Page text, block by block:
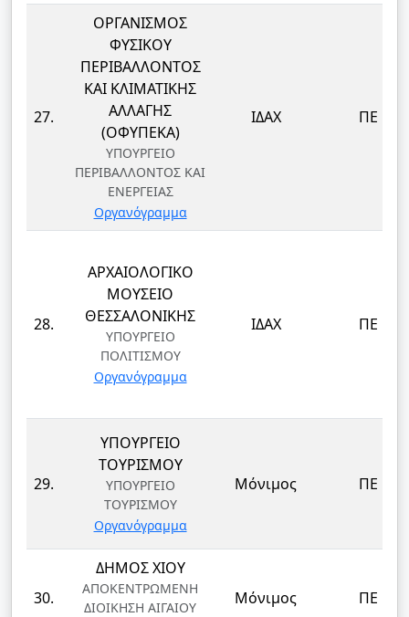
27.
ΟΡΓΑΝΙΣΜΟΣ
ΦΥΣΙΚΟΥ
ΠΕΡΙΒΑΛΛΟΝΤΟΣ
ΚΑΙ ΚΛΙΜΑΤΙΚΗΣ
ΑΛΛΑΓΗΣ
(ΟΦΥΠΕΚΑ)
ΥΠΟΥΡΓΕΙΟ
ΠΕΡΙΒΑΛΛΟΝΤΟΣ ΚΑΙ
ΕΝΕΡΓΕΙΑΣ
Οργανόγραμμα
ΙΔΑΧ ΠΕ
28.
ΑΡΧΑΙΟΛΟΓΙΚΟ
ΜΟΥΣΕΙΟ
ΘΕΣΣΑΛΟΝΙΚΗΣ
ΥΠΟΥΡΓΕΙΟ
ΠΟΛΙΤΙΣΜΟΥ
Οργανόγραμμα
ΙΔΑΧ ΠΕ
29.
ΥΠΟΥΡΓΕΙΟ
ΤΟΥΡΙΣΜΟΥ
ΥΠΟΥΡΓΕΙΟ
ΤΟΥΡΙΣΜΟΥ
Οργανόγραμμα
Μόνιμος ΠΕ
30.
ΔΗΜΟΣ ΧΙΟΥ
ΑΠΟΚΕΝΤΡΩΜΕΝΗ
ΔΙΟΙΚΗΣΗ ΑΙΓΑΙΟΥ
Μόνιμος ΠΕ